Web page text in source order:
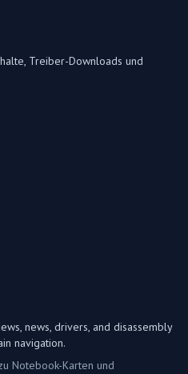
Treiber-Downloads und
news, drivers, and disassembly
navigation.
Notebook-Karten und